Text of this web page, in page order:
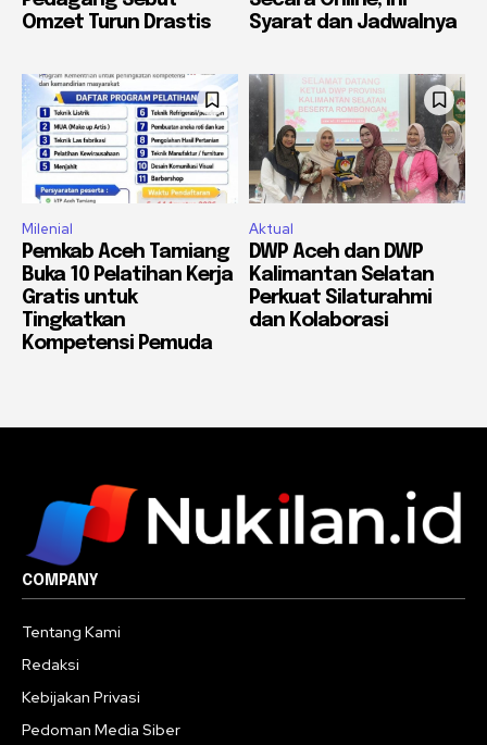
Omzet Turun Drastis
Syarat dan Jadwalnya
Milenial
Pemkab Aceh Tamiang
Buka 10 Pelatihan Kerja
Gratis untuk
Tingkatkan
Kompetensi Pemuda
Aktual
DWP Aceh dan DWP
Kalimantan Selatan
Perkuat Silaturahmi
dan Kolaborasi
COMPANY
Tentang Kami
Redaksi
Kebijakan Privasi
Pedoman Media Siber